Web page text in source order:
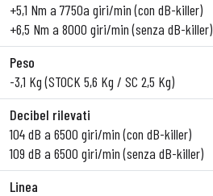
+5,1 Nm a 7750a giri/min (con dB-killer)
+6,5 Nm a 8000 giri/min (senza dB-killer)
Peso
-3,1 Kg (STOCK 5,6 Kg / SC 2,5 Kg)
Decibel rilevati
104 dB a 6500 giri/min (con dB-killer)
109 dB a 6500 giri/min (senza dB-killer)
Linea